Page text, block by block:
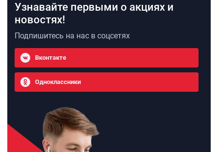
Узнавайте первыми о акциях и
новостях!
Подпишитесь на нас в соцсетях
Вконтакте
Одноклассники